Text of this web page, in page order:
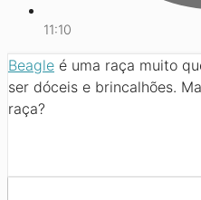
11:10
Beagle é uma raça muito
ser dóceis e brincalhões.
raça?